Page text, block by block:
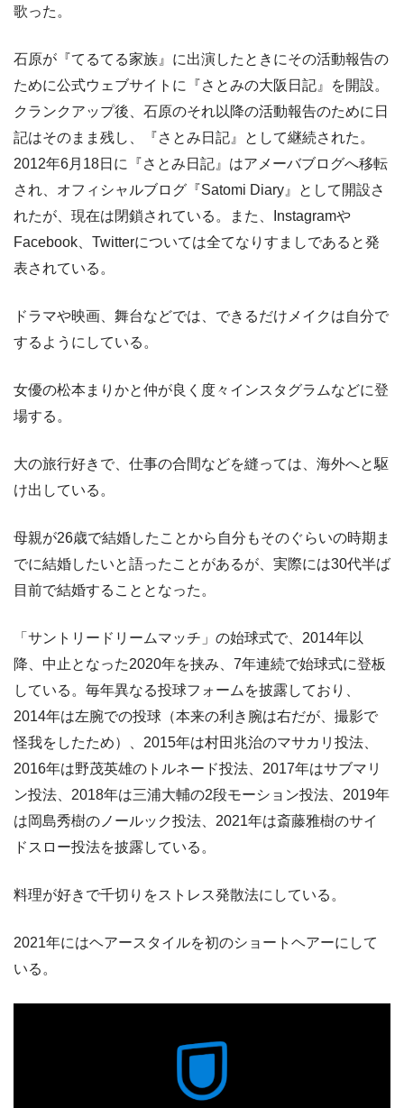
歌った。
石原が『てるてる家族』に出演したときにその活動報告の
ために公式ウェブサイトに『さとみの大阪日記』を開設。
クランクアップ後、石原のそれ以降の活動報告のために日
記はそのまま残し、『さとみ日記』として継続された。
2012年6月18日に『さとみ日記』はアメーバブログへ移転
され、オフィシャルブログ『Satomi Diary』として開設さ
れたが、現在は閉鎖されている。また、Instagramや
Facebook、Twitterについては全てなりすましであると発
表されている。
ドラマや映画、舞台などでは、できるだけメイクは自分で
するようにしている。
女優の松本まりかと仲が良く度々インスタグラムなどに登
場する。
大の旅行好きで、仕事の合間などを縫っては、海外へと駆
け出している。
母親が26歳で結婚したことから自分もそのぐらいの時期ま
でに結婚したいと語ったことがあるが、実際には30代半ば
目前で結婚することとなった。
「サントリードリームマッチ」の始球式で、2014年以
降、中止となった2020年を挟み、7年連続で始球式に登板
している。毎年異なる投球フォームを披露しており、
2014年は左腕での投球（本来の利き腕は右だが、撮影で
怪我をしたため）、2015年は村田兆治のマサカリ投法、
2016年は野茂英雄のトルネード投法、2017年はサブマリ
ン投法、2018年は三浦大輔の2段モーション投法、2019年
は岡島秀樹のノールック投法、2021年は斎藤雅樹のサイ
ドスロー投法を披露している。
料理が好きで千切りをストレス発散法にしている。
2021年にはヘアースタイルを初のショートヘアーにして
いる。